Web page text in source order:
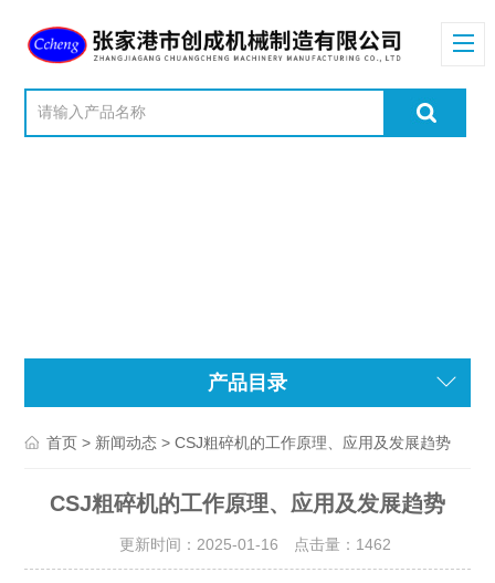
产品目录
首页 > 新闻动态 > CSJ粗碎机的工作原理‌、应用及发展趋势
CSJ粗碎机的工作原理‌、应用及发展趋势
更新时间：2025-01-16 点击量： 1462